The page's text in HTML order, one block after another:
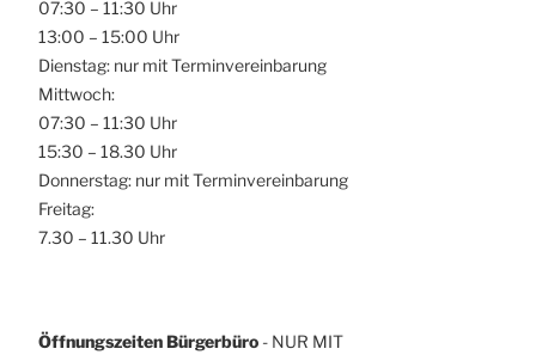
07:30 – 11:30 Uhr
13:00 – 15:00 Uhr
Dienstag: nur mit Terminvereinbarung
Mittwoch:
07:30 – 11:30 Uhr
15:30 – 18.30 Uhr
Donnerstag: nur mit Terminvereinbarung
Freitag:
7.30 – 11.30 Uhr
Öffnungszeiten Bürgerbüro - NUR MIT